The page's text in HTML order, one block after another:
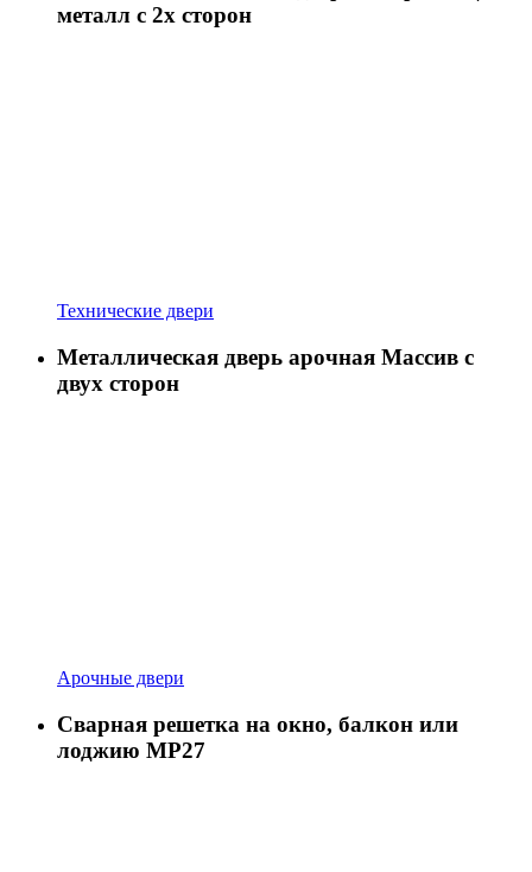
металл с 2х сторон
Технические двери
Металлическая дверь арочная Массив с
двух сторон
Арочные двери
Сварная решетка на окно, балкон или
лоджию МР27